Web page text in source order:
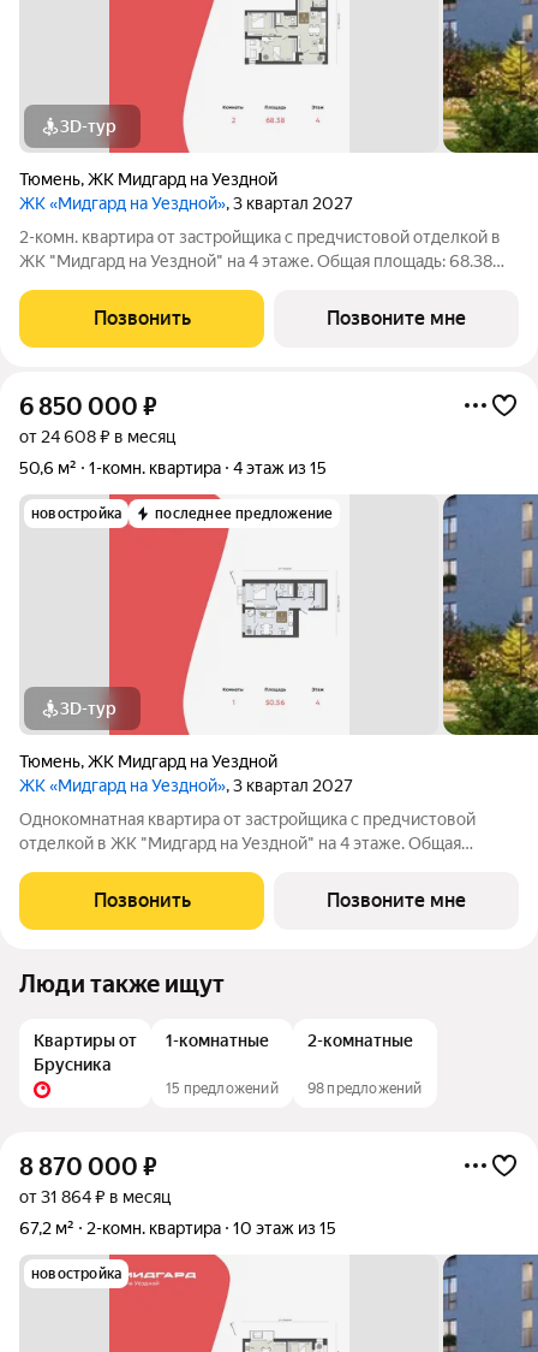
3D-тур
Тюмень,ЖК Мидгард на Уездной
ЖК «Мидгард на Уездной», 3 квартал 2027
2-комн. квартира от застройщика с предчистовой отделкой в
ЖК "Мидгард на Уездной" на 4 этаже. Общая площадь: 68.38
19.83 кв.м. Угловая квартира, очень светлая, естественная
вентиляция при
Позвонить Позвоните мне
6 850 000 ₽
от 24 608 ₽ в месяц
50,6 м²
1-комн. квартира 4 этаж из 15
новостройка последнее предложение
3D-тур
Тюмень,ЖК Мидгард на Уездной
ЖК «Мидгард на Уездной», 3 квартал 2027
Однокомнатная квартира от застройщика с предчистовой
отделкой в ЖК "Мидгард на Уездной" на 4 этаже. Общая
кухни-столовой: 16.58 кв.м. Все окна выходят на одну сторону.
В квартире одна
Позвонить Позвоните мне
Люди также ищут
Квартиры от
Брусника
1-комнатные
15 предложений
2-комнатные
98 предложений
8 870 000 ₽
от 31 864 ₽ в месяц
67,2 м²
2-комн. квартира 10 этаж из 15
новостройка